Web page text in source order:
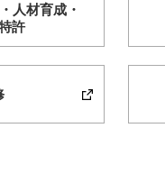
人材育成・
許